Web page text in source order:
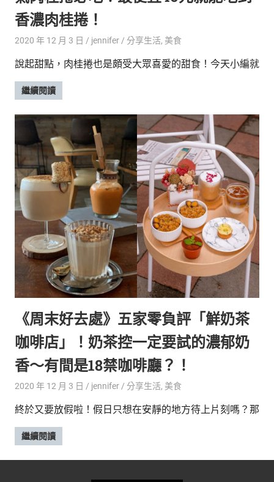
香濃肉桂捲！
2020 年 12 月 3 日 jennifer 分享生活, 美食
說起甜點，肉桂捲也是頗受大眾喜愛的甜食！今天小編就
繼續閱讀
《周末好去處》五家零負評「鮮奶茶
咖啡店」！奶茶控一定要試的濃郁奶
香～有間是18禁咖啡廳？！
2020 年 12 月 3 日 jennifer 分享生活, 美食
終於又要放假啦！假日只想在安靜的地方待上片刻嗎？那
繼續閱讀